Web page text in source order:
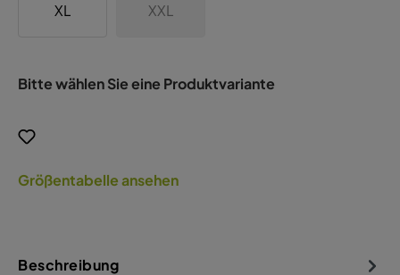
XL XXL
Bitte wählen Sie eine Produktvariante
Größentabelle ansehen
Beschreibung